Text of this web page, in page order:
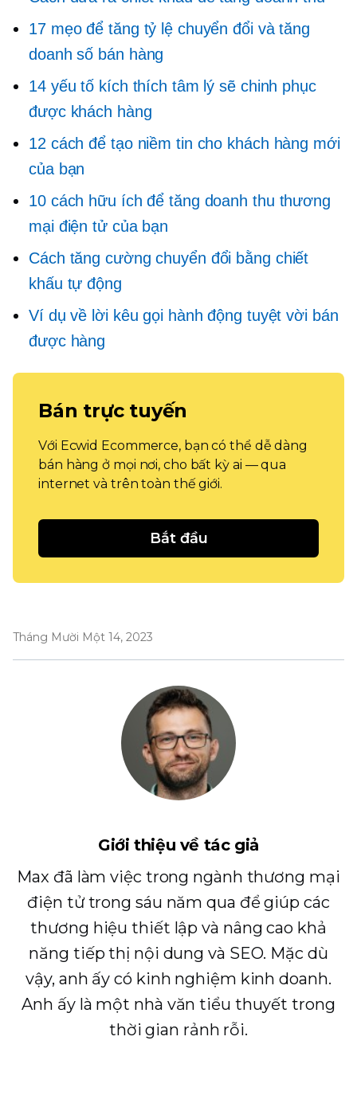
17 mẹo để tăng tỷ lệ chuyển đổi và tăng
doanh số bán hàng
14 yếu tố kích thích tâm lý sẽ chinh phục
được khách hàng
12 cách để tạo niềm tin cho khách hàng mới
của bạn
10 cách hữu ích để tăng doanh thu thương
mại điện tử của bạn
Cách tăng cường chuyển đổi bằng chiết
khấu tự động
Ví dụ về lời kêu gọi hành động tuyệt vời bán
được hàng
Bán trực tuyến
Với Ecwid Ecommerce, bạn có thể dễ dàng
bán hàng ở mọi nơi, cho bất kỳ ai — qua
internet và trên toàn thế giới.
Bắt đầu
Tháng Mười Một 14, 2023
Giới thiệu về tác giả
Max đã làm việc trong ngành thương mại
điện tử trong sáu năm qua để giúp các
thương hiệu thiết lập và nâng cao khả
năng tiếp thị nội dung và SEO. Mặc dù
vậy, anh ấy có kinh nghiệm kinh doanh.
Anh ấy là một nhà văn tiểu thuyết trong
thời gian rảnh rỗi.